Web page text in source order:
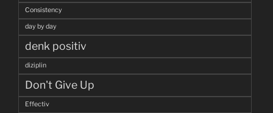
Consistency
day by day
denk positiv
diziplin
Don't Give Up
Effectiv